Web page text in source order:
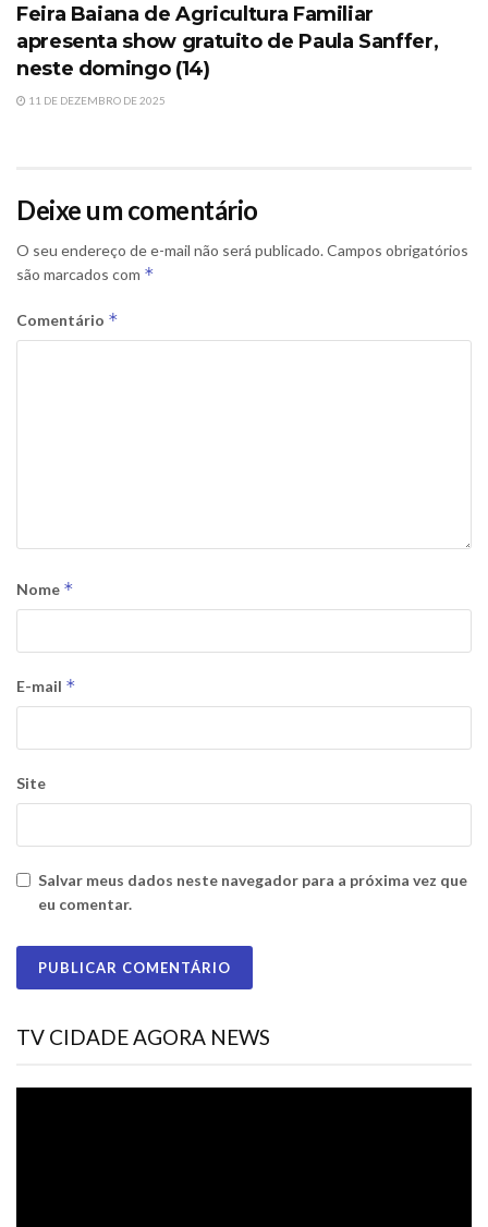
Feira Baiana de Agricultura Familiar
apresenta show gratuito de Paula Sanffer,
neste domingo (14)
11 DE DEZEMBRO DE 2025
Deixe um comentário
O seu endereço de e-mail não será publicado. Campos obrigatórios
são marcados com *
Comentário *
Nome *
E-mail *
Site
Salvar meus dados neste navegador para a próxima vez que
eu comentar.
TV CIDADE AGORA NEWS